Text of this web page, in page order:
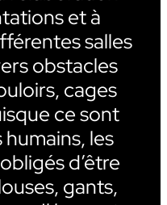
et à
salles
obstacles
cages
ce sont
les
d’être
gants,